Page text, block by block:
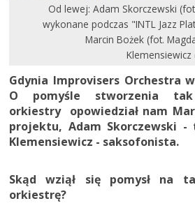
Od lewej: Adam Skorczewski
wykonane podczas "INTL Jazz
Marcin Bożek (fot.
Gdynia Improvisers Orchestra
O pomyśle stworzenia tak
orkiestry opowiedział nam
projektu, Adam Skorczewski -
Klemensiewicz - saksofonista.
Skąd wziął się pomysł na
orkiestrę?